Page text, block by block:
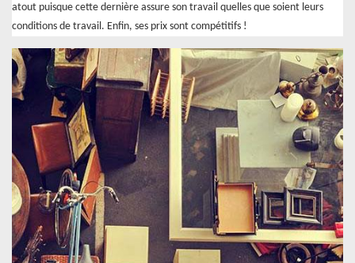
atout puisque cette dernière assure son travail quelles que soient leurs
conditions de travail. Enfin, ses prix sont compétitifs !